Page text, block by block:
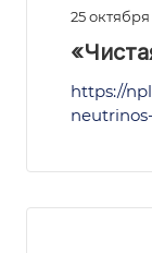
25 октября
https://